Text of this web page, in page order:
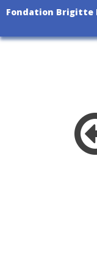
Fondation Brigitte